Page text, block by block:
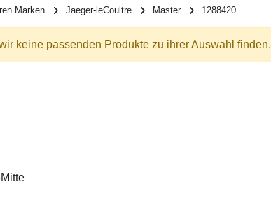
Marken Jaeger-leCoultre Master 1288420
keine passenden Produkte zu ihrer Auswahl finden.